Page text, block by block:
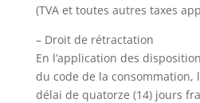
(TVA et toutes autres taxes
– Droit de rétractation
En l’application des
du code de la consommation,
délai de quatorze (14) jours